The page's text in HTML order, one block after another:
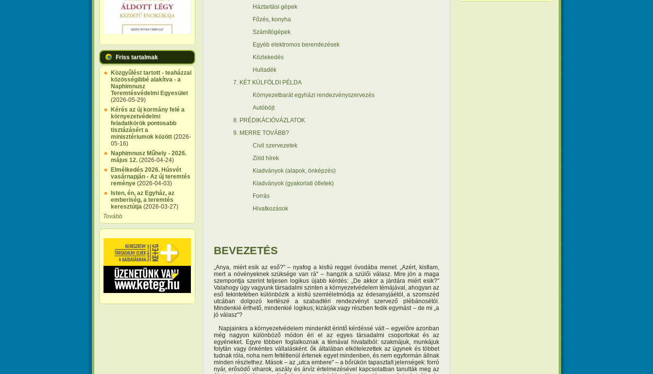
Friss tartalmak
Közgyűlést tartott - teaházzal
közösségibbé alakítva - a
Naphimnusz
Teremtésvédelmi Egyesület
(2026-05-29)
Kérés az új kormány felé a
környezetvédelmi
feladatkörök pontosabb
tisztázásért a
minisztériumok között (2026-
05-16)
Naphimnusz Műhely - 2026.
május 12. (2026-04-24)
Elmélkedés 2026. Húsvét
vasárnapján - Az új teremtés
reménye (2026-04-03)
Isten, én, az Egyház, az
emberiség, a teremtés
keresztútja (2026-03-27)
Tovább
Háztartási gépek
Főzés, konyha
Számítógépek
Egyéb elektromos berendezések
Közlekedés
Hulladék
7. KÉT KÜLFÖLDI PÉLDA
Környezetbarát egyházi rendezvényszervezés
Autóböjt
8. PRÉDIKÁCIÓVÁZLATOK
9. MERRE TOVÁBB?
Civil szervezetek
Zöld hírek
Kiadványok (alapok, önképzés)
Kiadványok (gyakorlati ötletek)
Forrás
Hivatkozások
BEVEZETÉS
„Anya, miért esik az eső?" – nyafog a kisfiú reggel óvodába menet. „Azért, kisfiam,
mert a növényeknek szüksége van rá" – hangzik a szülői válasz. Mire jön a maga
szempontja szerint teljesen logikus újabb kérdés: „De akkor a járdára miért esik?"
Valahogy úgy vagyunk társadalmi szinten a környezetvédelem témájával, ahogyan az
eső tekintetében különbözik a kisfiú szemléletmódja az édesanyjáétól, a szomszéd
utcában dolgozó kertészé a szabadtéri rendezvényt szervező plébánosétól.
Mindenkié érthető, mindenkié logikus; kizárják vagy részben fedik egymást – de mi „a
jó válasz"?
Napjainkra a környezetvédelem mindenkit érintő kérdéssé vált – egyelőre azonban
még nagyon különböző módon éri el az egyes társadalmi csoportokat és az
egyéneket. Egyre többen foglalkoznak a témával hivatalból: szakmájuk, munkájuk
folytán vagy önkéntes vállalásként. ők általában elkötelezettek az ügynek és többet
tudnak róla, noha nem feltétlenül értenek egyet mindenben, és nem egyformán állnak
minden részlethez. Mások – az „utca embere" – a bőrükön tapasztalt jelenségek: forró
nyár, erősödő viharok, aszály és árvíz értelmezésével kapcsolatban tanulták meg az